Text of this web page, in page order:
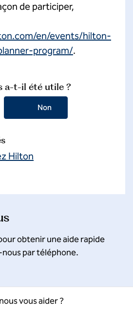
de participer,
en/events/hilton-
program/.
a-t-il été utile ?
Non
Hilton
obtenir une aide rapide
par téléphone.
vous aider ?